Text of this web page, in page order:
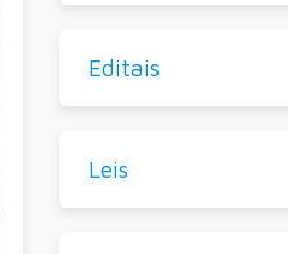
Editais
Leis